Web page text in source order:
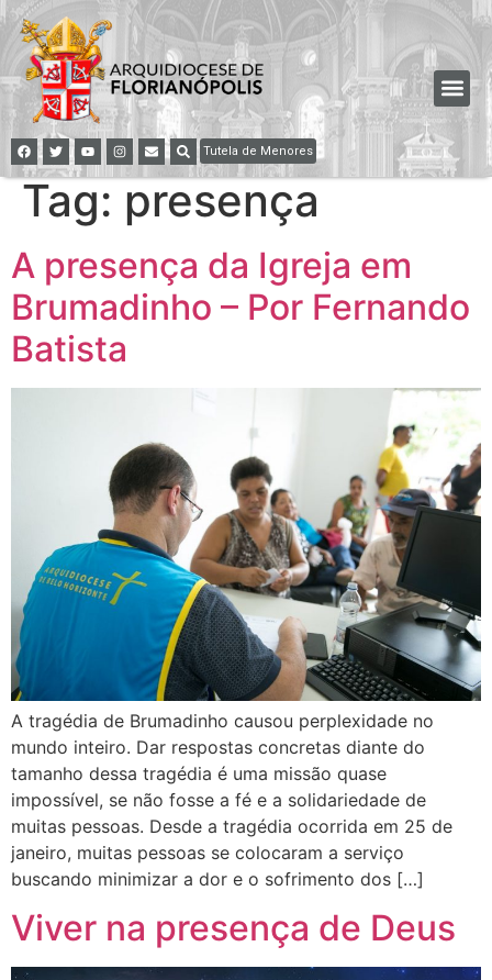
Tutela de Menores
Tag: presença
A presença da Igreja em
Brumadinho – Por Fernando
Batista
A tragédia de Brumadinho causou perplexidade no
mundo inteiro. Dar respostas concretas diante do
tamanho dessa tragédia é uma missão quase
impossível, se não fosse a fé e a solidariedade de
muitas pessoas. Desde a tragédia ocorrida em 25 de
janeiro, muitas pessoas se colocaram a serviço
buscando minimizar a dor e o sofrimento dos […]
Viver na presença de Deus